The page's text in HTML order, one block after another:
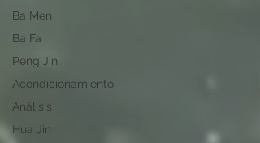
Ba Men
Ba Fa
Peng Jin
Acondicionamiento
Análisis
Hua Jin